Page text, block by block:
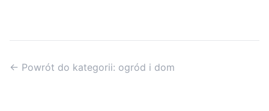
← Powrót do kategorii: ogród i dom